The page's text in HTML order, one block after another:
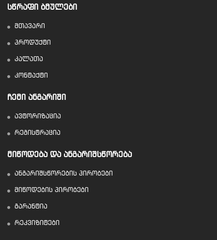
ᲡᲬᲠᲐᲤᲘ ᲑᲛᲣᲚᲔᲑᲘ
მთავარი
პროდუქტი
კალათა
კონტაქტი
ᲩᲔᲛᲘ ᲐᲜᲒᲐᲠᲘᲨᲘ
ავტორიზაცია
რეგისტრაცია
ᲛᲘᲬᲝᲓᲔᲑᲐ ᲓᲐ ᲐᲜᲒᲐᲠᲘᲨᲡᲬᲝᲠᲔᲑᲐ
ანგარიშსწორების პირობები
მიწოდების პირობები
გარანტია
რეკვიზიტები